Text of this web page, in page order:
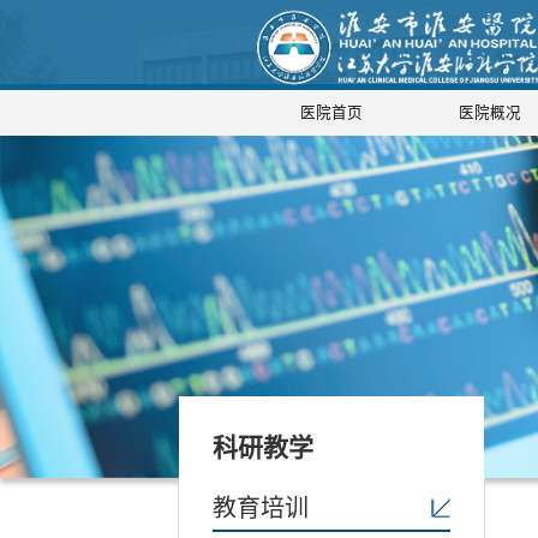
医院首页 医院概况
科研教学
教育培训